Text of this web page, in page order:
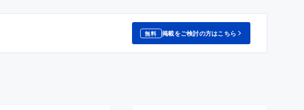
無料 掲載をご検討の方はこちら